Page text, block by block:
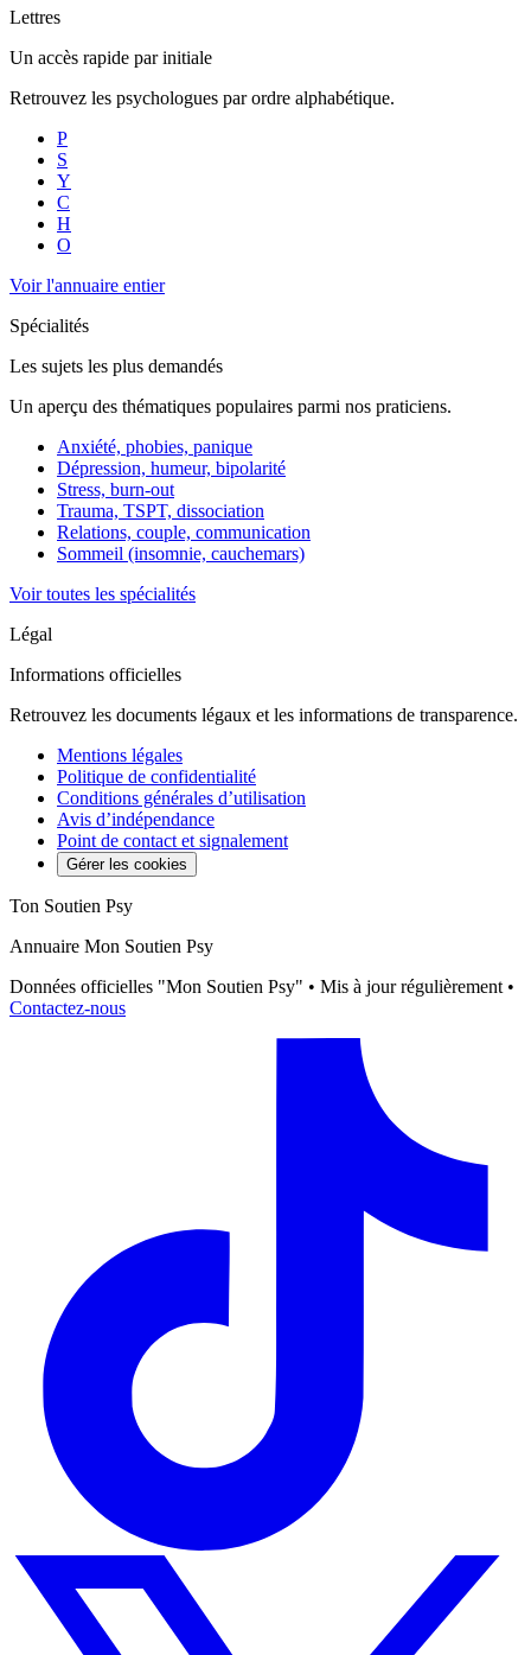
Lettres
Un accès rapide par initiale
Retrouvez les psychologues par ordre alphabétique.
P
S
Y
C
H
O
Voir l'annuaire entier
Spécialités
Les sujets les plus demandés
Un aperçu des thématiques populaires parmi nos praticiens.
Anxiété, phobies, panique
Dépression, humeur, bipolarité
Stress, burn-out
Trauma, TSPT, dissociation
Relations, couple, communication
Sommeil (insomnie, cauchemars)
Voir toutes les spécialités
Légal
Informations officielles
Retrouvez les documents légaux et les informations de transparence.
Mentions légales
Politique de confidentialité
Conditions générales d’utilisation
Avis d’indépendance
Point de contact et signalement
Gérer les cookies
Ton Soutien Psy
Annuaire Mon Soutien Psy
Données officielles "Mon Soutien Psy" • Mis à jour régulièrement •
Contactez-nous